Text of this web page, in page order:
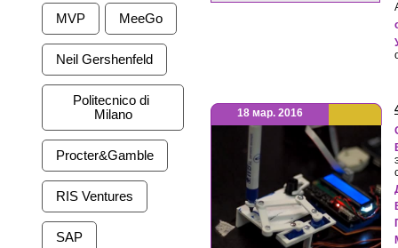
MVP MeeGo
Neil Gershenfeld
Politecnico di
Milano
Procter&Gamble
RIS Ventures
SAP
18 мар. 2016